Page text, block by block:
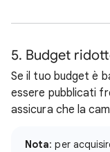
5. Budget
Se il tuo budget è
essere pubblicati
assicura che la
Nota: per